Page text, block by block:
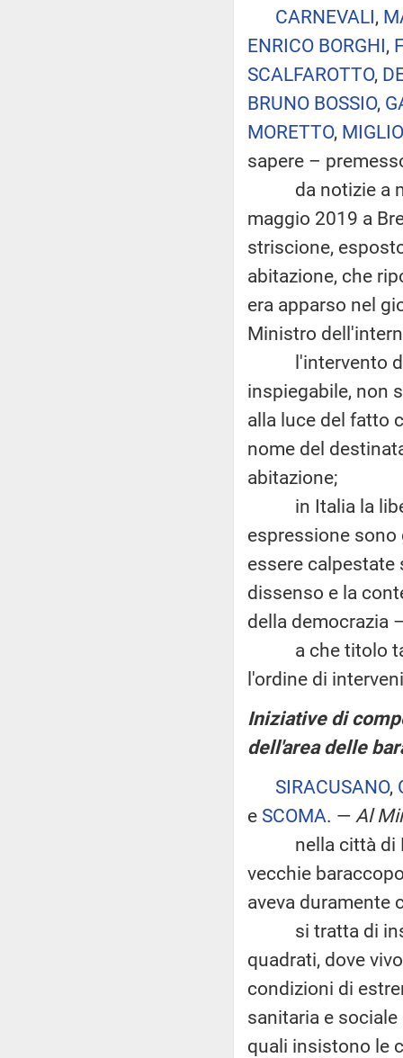
CARNEVALI,
ENRICO BORGHI,
SCALFAROTTO,
BRUNO BOSSIO,
MORETTO,
sapere –
da notizie a
maggio 2019 a
striscione,
abitazione, che
era apparso nel
Ministro
l'intervento dei
inspiegabile, non
alla luce del fatto
nome del
abitazione;
in Italia la
espressione
essere
dissenso e la
della democrazia
a che titolo tale
l'ordine di
Iniziative di
dell'area delle
SIRACUSANO,
e SCOMA. — Al
nella città di
vecchie
aveva duramente
si tratta di
quadrati, dove
condizioni di
sanitaria e
quali insistono le